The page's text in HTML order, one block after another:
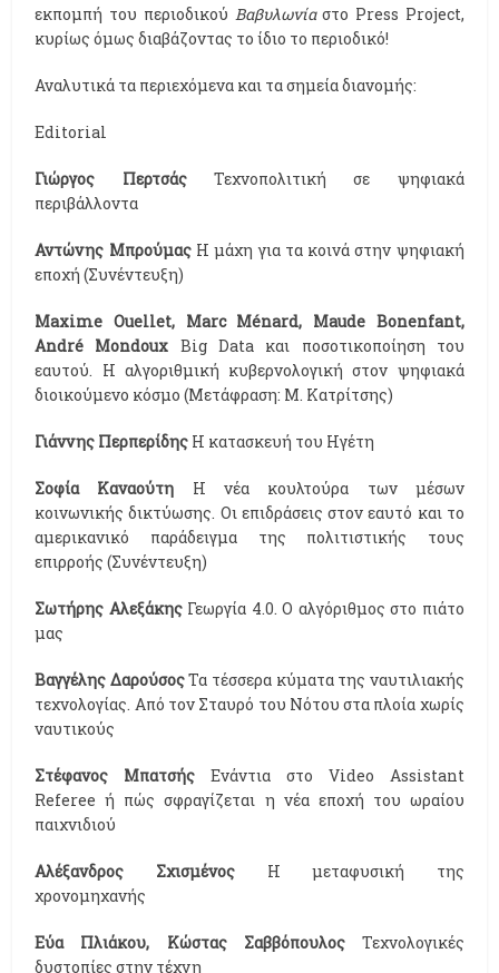
εκπομπή του περιοδικού Βαβυλωνίαστο Press Project,
κυρίως όμως διαβάζοντας το ίδιο το περιοδικό!
Αναλυτικά τα περιεχόμενα και τα σημεία διανομής:
Editorial
Γιώργος ΠερτσάςΤεχνοπολιτική σε ψηφιακά
περιβάλλοντα
Αντώνης ΜπρούμαςΗ μάχη για τα κοινά στην ψηφιακή
εποχή (Συνέντευξη)
Maxime Ouellet, Marc Ménard, Maude Bonenfant,
André Mondoux Big Data και ποσοτικοποίηση του
εαυτού. Η αλγοριθμική κυβερνολογική στον ψηφιακά
διοικούμενο κόσμο (Μετάφραση: Μ. Κατρίτσης)
Γιάννης Περπερίδης Η κατασκευή του Ηγέτη
Σοφία Καναούτη Η νέα κουλτούρα των μέσων
κοινωνικής δικτύωσης. Οι επιδράσεις στον εαυτό και το
αμερικανικό παράδειγμα της πολιτιστικής τους
επιρροής (Συνέντευξη)
Σωτήρης ΑλεξάκηςΓεωργία 4.0. Ο αλγόριθμος στο πιάτο
μας
Βαγγέλης ΔαρούσοςΤα τέσσερα κύματα της ναυτιλιακής
τεχνολογίας. Από τον Σταυρό του Νότου στα πλοία χωρίς
ναυτικούς
Στέφανος Μπατσής Ενάντια στο Video Assistant
Referee ή πώς σφραγίζεται η νέα εποχή του ωραίου
παιχνιδιού
Αλέξανδρος ΣχισμένοςΗ μεταφυσική της
χρονομηχανής
Εύα Πλιάκου, Kώστας ΣαββόπουλοςΤεχνολογικές
δυστοπίες στην τέχνη